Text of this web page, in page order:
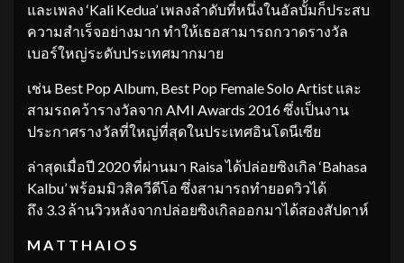
และเพลง ‘Kali Kedua’ เพลงลำดับที่หนึ่งในอัลบั้มก็ประสบ
ความสำเร็จอย่างมาก ทำให้เธอสามารถกวาดรางวัล
เบอร์ใหญ่ระดับประเทศมากมาย
เช่น Best Pop Album, Best Pop Female Solo Artist และ
สามรถคว้ารางวัลจาก AMI Awards 2016 ซึ่งเป็นงาน
ประกาศรางวัลที่ใหญ่ที่สุดในประเทศอินโดนีเซีย
ล่าสุดเมื่อปี 2020 ที่ผ่านมา Raisa ได้ปล่อยซิงเกิล ‘Bahasa
Kalbu’ พร้อมมิวสิควีดีโอ ซึ่งสามารถทำยอดวิวได้
ถึง 3.3 ล้านวิวหลังจากปล่อยซิงเกิลออกมาได้สองสัปดาห์
M A T T H A I O S